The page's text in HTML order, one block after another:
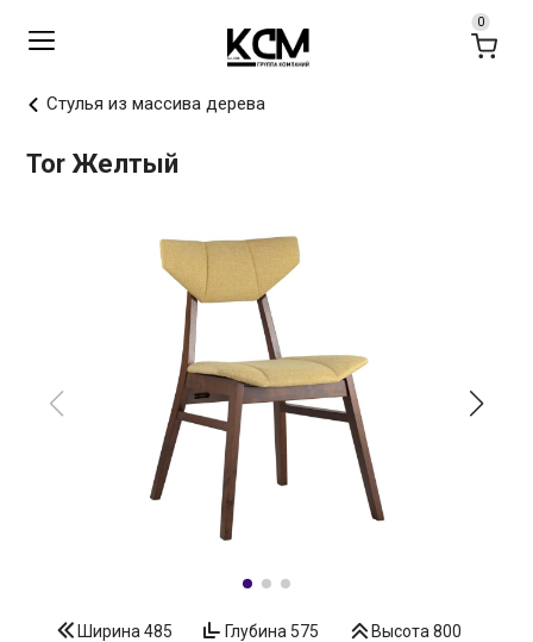
Стулья из массива дерева
Tor Желтый
Ширина 485 Глубина 575 Высота 800